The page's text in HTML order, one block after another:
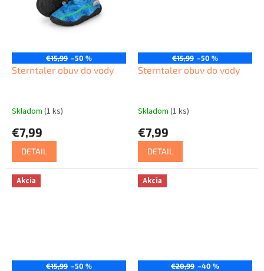
€15,99 –50 %
Sterntaler obuv do vody
Skladom (1 ks)
€7,99
DETAIL
€15,99 –50 %
Sterntaler obuv do vody
Skladom (1 ks)
€7,99
DETAIL
Akcia
€15,99 –50 %
Akcia
€20,99 –40 %